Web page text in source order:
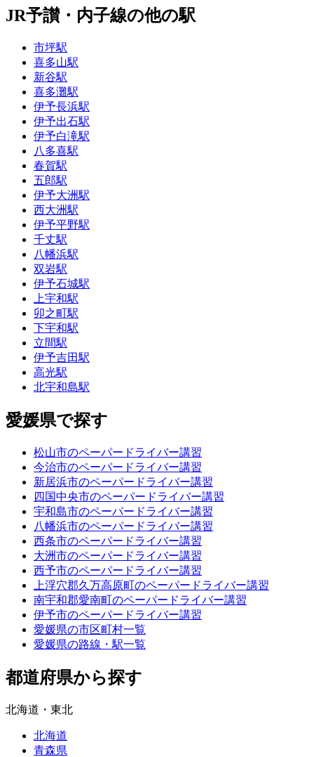
JR予讃・内子線の他の駅
市坪駅
喜多山駅
新谷駅
喜多灘駅
伊予長浜駅
伊予出石駅
伊予白滝駅
八多喜駅
春賀駅
五郎駅
伊予大洲駅
西大洲駅
伊予平野駅
千丈駅
八幡浜駅
双岩駅
伊予石城駅
上宇和駅
卯之町駅
下宇和駅
立間駅
伊予吉田駅
高光駅
北宇和島駅
愛媛県で探す
松山市のペーパードライバー講習
今治市のペーパードライバー講習
新居浜市のペーパードライバー講習
四国中央市のペーパードライバー講習
宇和島市のペーパードライバー講習
八幡浜市のペーパードライバー講習
西条市のペーパードライバー講習
大洲市のペーパードライバー講習
西予市のペーパードライバー講習
上浮穴郡久万高原町のペーパードライバー講習
南宇和郡愛南町のペーパードライバー講習
伊予市のペーパードライバー講習
愛媛県の市区町村一覧
愛媛県の路線・駅一覧
都道府県から探す
北海道・東北
北海道
青森県